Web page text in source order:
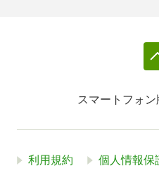
スマートフォン
利用規約 個人情報保